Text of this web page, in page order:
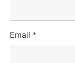
Email *